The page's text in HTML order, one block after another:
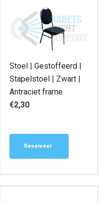
Stoel | Gestoffeerd |
Stapelstoel | Zwart |
Antraciet frame
€2,30
Reserveer